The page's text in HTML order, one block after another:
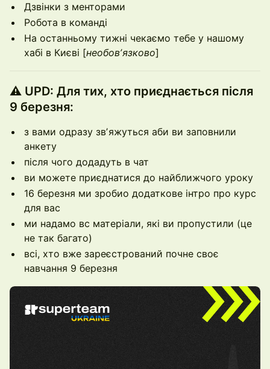
Дзвінки з менторами
Робота в команді
На останньому тижні чекаємо тебе у нашому
хабі в Києві [необовʼязково]
⚠️ UPD: Для тих, хто приєднається після
9 березня:
з вами одразу звʼяжуться аби ви заповнили
анкету
після чого додадуть в чат
ви можете приєднатися до найближчого уроку
16 березня ми зробио додаткове інтро про курс
для вас
ми надамо вс матеріали, які ви пропустили (це
не так багато)
всі, хто вже зареєстрований почне своє
навчання 9 березня